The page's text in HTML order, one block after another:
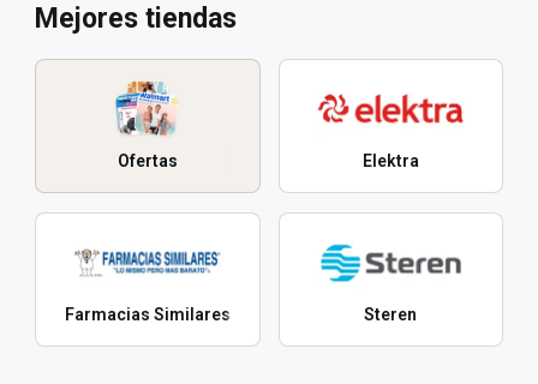
Mejores tiendas
Ofertas Elektra
Farmacias Similares Steren